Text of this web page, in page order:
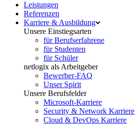
Leistungen
Referenzen
Karriere & Ausbildung
Unsere Einstiegsarten
für Berufserfahrene
für Studenten
für Schüler
netlogix als Arbeitgeber
Bewerber-FAQ
Unser Spirit
Unsere Berufsfelder
Microsoft-Karriere
Security & Network Karriere
Cloud & DevOps Karriere